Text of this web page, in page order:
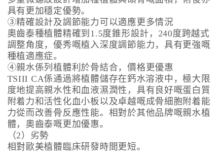
具有更加穩定優勢。
③精確設計及調節能力可以適應更多情況
奧齒泰種植體精確到1.5度錐形設計，240度跨越式
調整角度，優秀嘅植入深度調節能力，具有更強嘅
種植適應症。
④親水係列植體利於骨結合，價格更優惠
TSIII CA係通過將植體儲存在鈣水溶液中，極大限
度地提高親水性和血液濕潤性，具有良好嘅蛋白質
附着力和活性化血小板以及卓越嘅成骨細胞附着能
力從而改善骨反應性能。相對於其他品牌嘅親水植
體，奧齒泰嘅更加優惠。
（2）劣勢
相對歐美植體臨床研發時間更短。